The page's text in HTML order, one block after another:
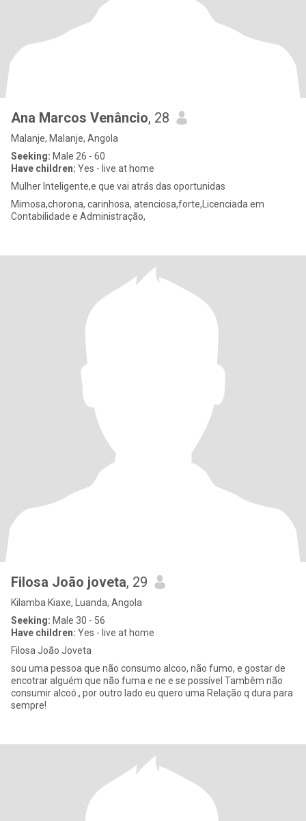
Ana Marcos Venâncio, 28
Malanje, Malanje, Angola
Seeking: Male 26 - 60
Have children: Yes - live at home
Mulher Inteligente,e que vai atrás das oportunidas
Mimosa,chorona, carinhosa, atenciosa,forte,Licenciada em
Contabilidade e Administração,
Filosa João joveta, 29
Kilamba Kiaxe, Luanda, Angola
Seeking: Male 30 - 56
Have children: Yes - live at home
Filosa João Joveta
sou uma pessoa que não consumo alcoo, não fumo, e gostar de
encotrar alguém que não fuma e ne e se possível Tambêm não
consumir alcoó., por outro lado eu quero uma Relação q dura para
sempre!